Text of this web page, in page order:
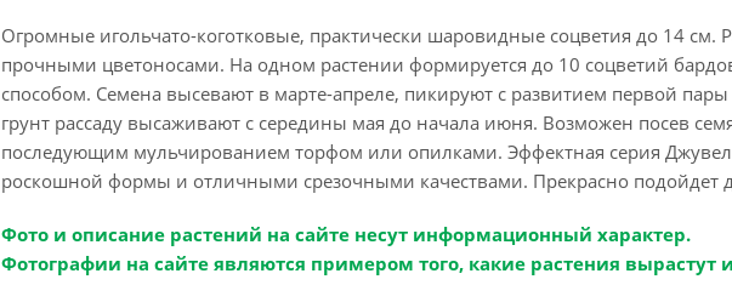
Огромные игольчато-коготковые, практически шаровидные соцветия до 14
прочными цветоносами. На одном растении формируется до 10 соцветий
способом. Семена высевают в марте-апреле, пикируют с развитием первой
грунт рассаду высаживают с середины мая до начала июня. Возможен посев
последующим мульчированием торфом или опилками. Эффектная серия
роскошной формы и отличными срезочными качествами. Прекрасно подойдет
Фото и описание растений на сайте несут информационный характер.
Фотографии на сайте являются примером того, какие растения вырастут